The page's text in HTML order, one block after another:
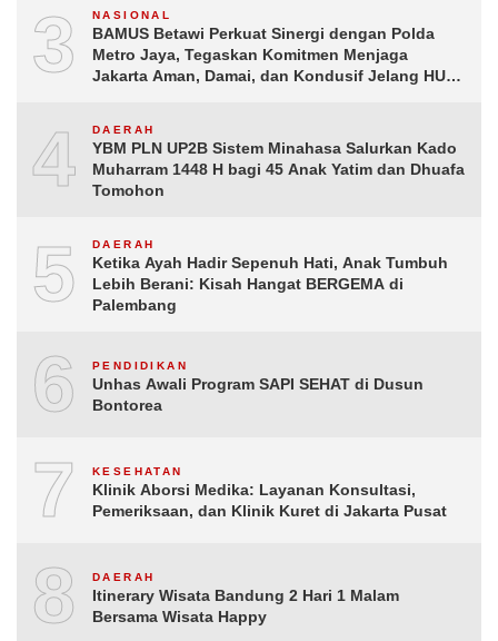
3 NASIONAL
BAMUS Betawi Perkuat Sinergi dengan Polda
Metro Jaya, Tegaskan Komitmen Menjaga
Jakarta Aman, Damai, dan Kondusif Jelang HUT
4 DAERAH
YBM PLN UP2B Sistem Minahasa Salurkan Kado
Muharram 1448 H bagi 45 Anak Yatim dan Dhuafa
Tomohon
5 DAERAH
Ketika Ayah Hadir Sepenuh Hati, Anak Tumbuh
Lebih Berani: Kisah Hangat BERGEMA di
Palembang
6 PENDIDIKAN
Unhas Awali Program SAPI SEHAT di Dusun
Bontorea
7 KESEHATAN
Klinik Aborsi Medika: Layanan Konsultasi,
Pemeriksaan, dan Klinik Kuret di Jakarta Pusat
8 DAERAH
Itinerary Wisata Bandung 2 Hari 1 Malam
Bersama Wisata Happy